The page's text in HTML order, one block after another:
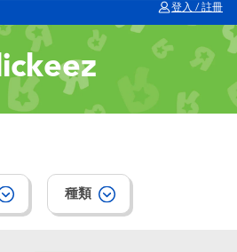
登入 / 註冊
,泥膠,畫板
種類